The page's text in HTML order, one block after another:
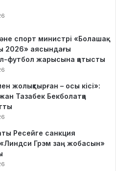
спорт министрі «Болашақ
2026» аясындағы
футбол жарысына қатысты
жолықтырған – осы кісі»:
Тазабек Бекболатқа
Ресейге санкция
Грэм заң жобасын»